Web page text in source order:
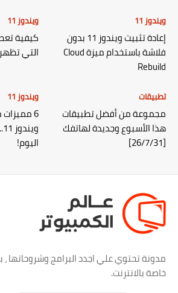
ويندوز 11
إعادة تثبيت ويندوز 11 بدون
فلاشة باستخدام ميزة Cloud
Rebuild
ويندوز 11
كيفية
التي
تطبيقات
مجموعة من أفضل تطبيقات
هذا الأسبوع وجديدة لهاتفك
[26/7/31]
ويندوز 11
6
اليوم!
مدونة تحتوي علي اجدد البرامج وشروحاتها ،
خاصة بالانترنت.